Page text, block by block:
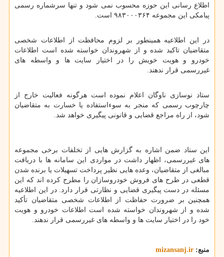
اطلاع رسانی این حوزه محسوب نمی شود و تنها سرشماره رسمی
پیامکی این مجموعه ۹۸۳۰۰۰۳۶۴ است.
در این اطلاعیه همینطور بر لزوم محافظت از اطلاعات شخصی
متقاضیان تاکید شده و از شهروندان خواسته شده است اطلاعات
خودرو و هویت خویش را در اختیار سایت ها و واسطه های
غیررسمی قرار ندهند.
ستاد نوسازی ناوگان اعلام نموده است هرگونه فعالیت خارج از
چارچوب رسمی که منجر به سوءاستفاده یا خسارت به متقاضیان
شود، از راه مراجع قضایی و قانونی پیگیری خواهد شد.
این ستاد ضمن اشاره به گزارش هایی از تخلفات برخی مجموعه
های غیررسمی، اظهار داشت در مواردی این سامانه ها با دریافت
مبالغی از متقاضیان، وعده هایی نظیر پرداخت تسهیلات یا برنده شدن
قطعی در طرح های فروش خودروسازان را مطرح کرده اند که این
مسئله در دست پیگیری قضایی و نظارتی قرار دارد. در این اطلاعیه
همچنین بر ضرورت حفاظت از اطلاعات شخصی متقاضیان تأکید
شده و از شهروندان خواسته شده است اطلاعات خودرو و هویت
خود را در اختیار سایت ها و واسطه های غیررسمی قرار ندهند.
منبع: mizansanj.ir